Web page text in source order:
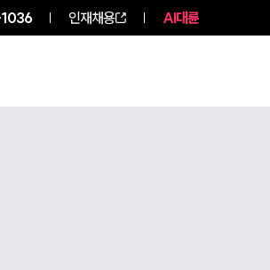
인재채용 AI대륜